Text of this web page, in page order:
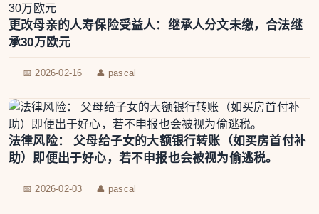
更改母亲的人寿保险受益人：继承人分文未缴，合法继
承30万欧元
📅 2026-02-16 👤 pascal
法律风险： 父母给子女的大额银行转账（如买房首付补
助）即便出于好心，若不申报也会被视为偷逃税。
📅 2026-02-03 👤 pascal